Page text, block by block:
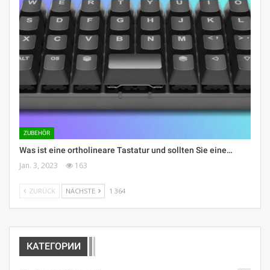
ZUBEHÖR
Was ist eine ortholineare Tastatur und sollten Sie eine…
Jan. 3, 2023 163
ZURÜCK NÄCHSTE 1 364
КАТЕГОРИИ